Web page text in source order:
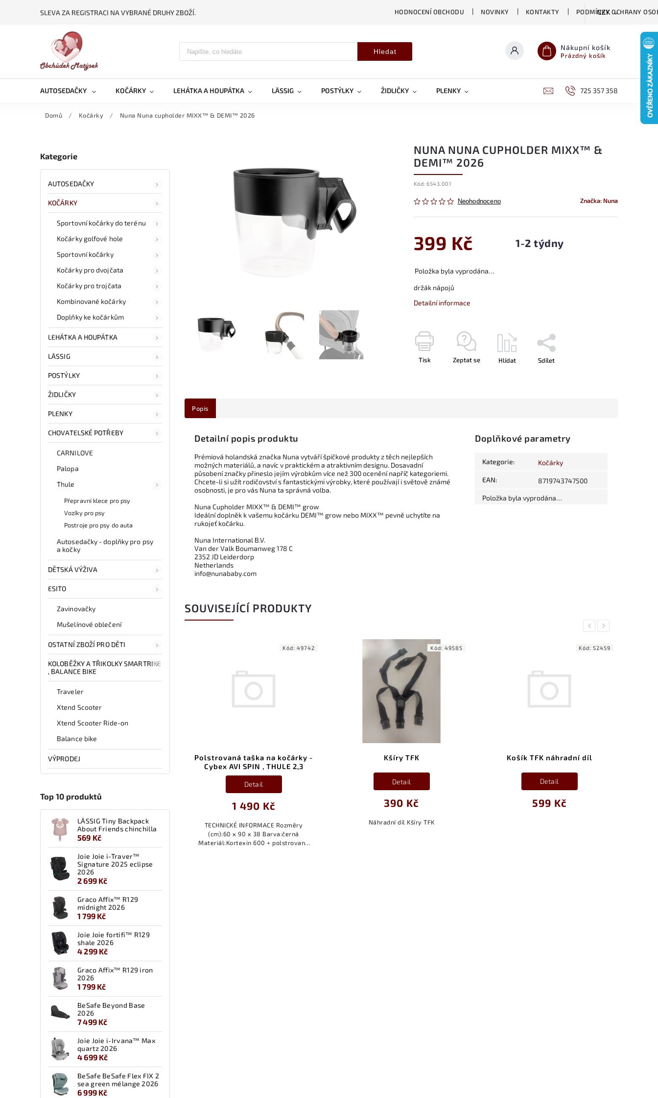
SLEVA ZA REGISTRACI NA VYBRANÉ DRUHY ZBOŽÍ. HODNOCENÍ OBCHODU NOVINKY KONTAKTY PODMÍNKY OCHRANY
CZK
Hledat Nákupní košík
Prázdný košík
AUTOSEDAČKY KOČÁRKY LEHÁTKA A HOUPÁTKA LÄSSIG POSTÝLKY ŽIDLIČKY PLENKY CHOVATELSKÉ POTŘEBY DĚTSKÁ VÝŽIVA
725 357 358
Domů / Kočárky / Nuna Nuna cupholder MIXX™ & DEMI™ 2026
Kategorie
AUTOSEDAČKY
KOČÁRKY
Sportovní kočárky do terénu
Kočárky golfové hole
Sportovní kočárky
Kočárky pro dvojčata
Kočárky pro trojčata
Kombinované kočárky
Doplňky ke kočárkům
LEHÁTKA A HOUPÁTKA
LÄSSIG
POSTÝLKY
ŽIDLIČKY
PLENKY
CHOVATELSKÉ POTŘEBY
CARNILOVE
Palopa
Thule
Přepravní klece pro psy
Vozíky pro psy
Postroje pro psy do auta
Autosedačky - doplňky pro psy
a kočky
DĚTSKÁ VÝŽIVA
ESITO
Zavinovačky
Mušelínové oblečení
OSTATNÍ ZBOŽÍ PRO DĚTI
KOLOBĚŽKY A TŘIKOLKY SMARTRIKE
, BALANCE BIKE
Traveler
Xtend Scooter
Xtend Scooter Ride-on
Balance bike
VÝPRODEJ
Top 10 produktů
LÄSSIG Tiny Backpack
About Friends chinchilla
569 Kč
Joie Joie i-Traver™
Signature 2025 eclipse
2026
2 699 Kč
Graco Affix™ R129
midnight 2026
1 799 Kč
Joie Joie fortifi™ R129
shale 2026
4 299 Kč
Graco Affix™ R129 iron
2026
1 799 Kč
BeSafe Beyond Base
2026
7 499 Kč
Joie Joie i-Irvana™ Max
quartz 2026
4 699 Kč
BeSafe BeSafe Flex FIX 2
sea green mélange 2026
6 999 Kč
NUNA NUNA CUPHOLDER MIXX™ &
DEMI™ 2026
Kód: 6543.001
Neohodnoceno Značka: Nuna
399 Kč 1-2 týdny
Položka byla vyprodána…
držák nápojů
Detailní informace
Tisk Zeptat se Hlídat Sdílet
Popis
Detailní popis produktu
Prémiová holandská značka Nuna vytváří špičkové produkty z těch nejlepších
možných materiálů, a navíc v praktickém a atraktivním designu. Dosavadní
působení značky přineslo jejím výrobkům více než 300 ocenění napříč kategoriemi.
Chcete-li si užít rodičovství s fantastickými výrobky, které používají i světově známé
osobnosti, je pro vás Nuna ta správná volba.
Nuna Cupholder MIXX™ & DEMI™ grow
Ideální doplněk k vašemu kočárku DEMI™ grow nebo MIXX™ pevně uchytíte na
rukojeť kočárku.
Nuna International B.V.
Van der Valk Boumanweg 178 C
2352 JD Leiderdorp
Netherlands
info@nunababy.com
Doplňkové parametry
Kategorie: Kočárky
EAN: 8719743747500
Položka byla vyprodána…
SOUVISEJÍCÍ PRODUKTY
Previous
Pevná pevná kola NXT90
3 900 Kč
52363
Polstrovaná taška na kočárky -
Cybex AVI SPIN , THULE 2,3
1 490 Kč
Detail
TECHNICKÉ INFORMACE Rozměry
(cm):60 x 90 x 38 Barva:černá
Materiál:Kortexin 600 + polstrovaná
Kód: 49742
Kšíry TFK
390 Kč
Detail
Náhradní díl Kšíry TFK
Kód: 49585
Košík TFK náhradní díl
599 Kč
Detail
Kód: 52459
Next